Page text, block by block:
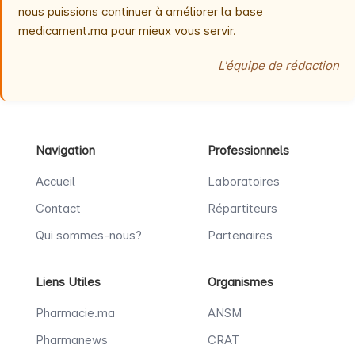
nous puissions continuer à améliorer la base
medicament.ma pour mieux vous servir.
L'équipe de rédaction
Navigation
Accueil
Contact
Qui sommes-nous?
Professionnels
Laboratoires
Répartiteurs
Partenaires
Liens Utiles
Pharmacie.ma
Pharmanews
Organismes
ANSM
CRAT